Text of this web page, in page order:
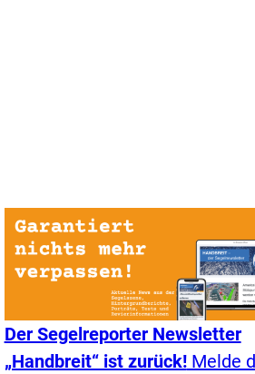
Der Segelreporter Newsletter
„Handbreit“ ist zurück!Melde